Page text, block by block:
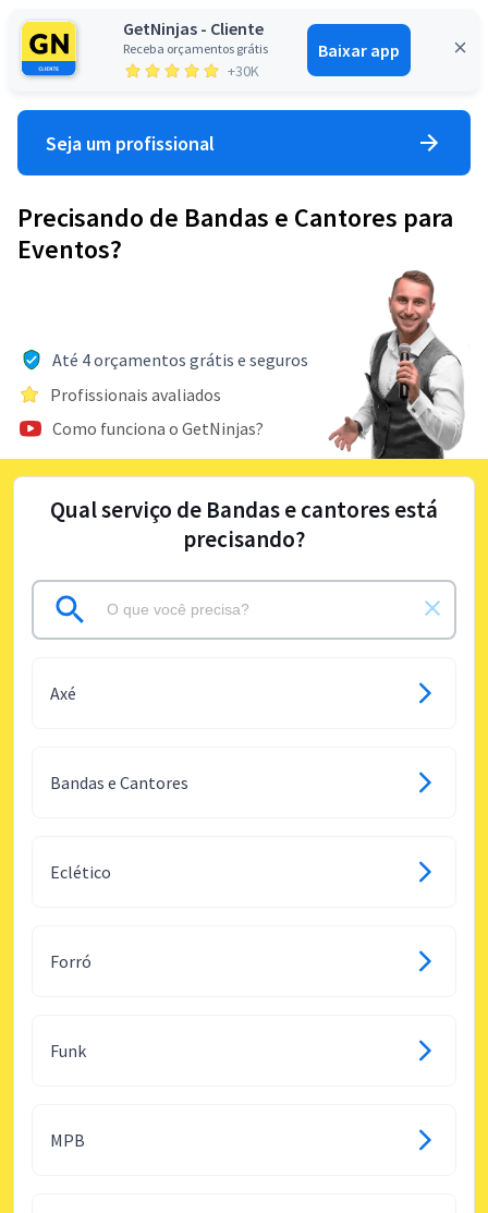
GetNinjas - Cliente
Receba orçamentos grátis
+30K
Baixar app
Entrar
Seja um profissional
Precisando de Bandas e Cantores para
Eventos?
Até 4 orçamentos grátis e seguros
Profissionais avaliados
Como funciona o GetNinjas?
Qual serviço de Bandas e cantores está
precisando?
Axé
Bandas e Cantores
Eclético
Forró
Funk
MPB